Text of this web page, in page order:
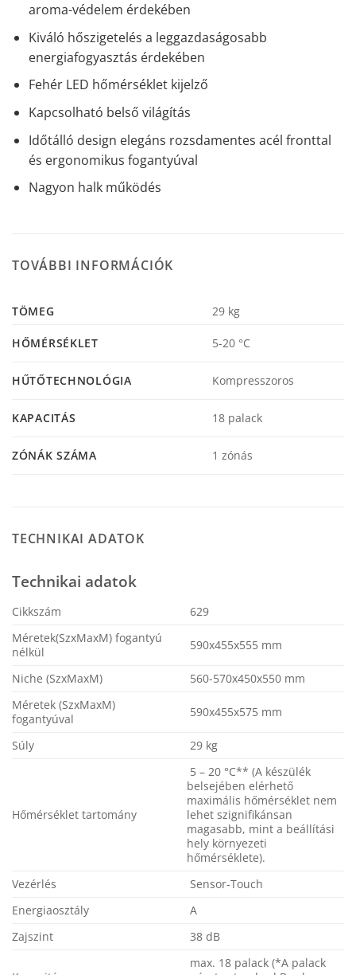
aroma-védelem érdekében
Kiváló hőszigetelés a leggazdaságosabb
energiafogyasztás érdekében
Fehér LED hőmérséklet kijelző
Kapcsolható belső világítás
Időtálló design elegáns rozsdamentes acél fronttal
és ergonomikus fogantyúval
Nagyon halk működés
TOVÁBBI INFORMÁCIÓK
TÖMEG 29 kg
HŐMÉRSÉKLET 5-20 °C
HŰTŐTECHNOLÓGIA Kompresszoros
KAPACITÁS 18 palack
ZÓNÁK SZÁMA 1 zónás
TECHNIKAI ADATOK
Technikai adatok
Cikkszám
629
Méretek(SzxMaxM) fogantyú
nélkül
590x455x555 mm
Niche (SzxMaxM)
560-570x450x550 mm
Méretek (SzxMaxM)
fogantyúval
590x455x575 mm
Súly 29 kg
Hőmérséklet tartomány
5 – 20 °C** (A készülék
belsejében elérhető
maximális hőmérséklet nem
lehet szignifikánsan
magasabb, mint a beállítási
hely környezeti
hőmérséklete).
Vezérlés
Sensor-Touch
Energiaosztály
A
Zajszint
38 dB
max. 18 palack (*A palack